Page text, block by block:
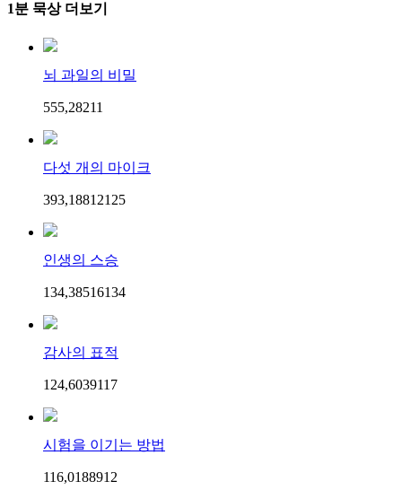
1분 묵상 더보기
뇌 과일의 비밀
555,28211
다섯 개의 마이크
393,18812125
인생의 스승
134,38516134
감사의 표적
124,6039117
시험을 이기는 방법
116,0188912